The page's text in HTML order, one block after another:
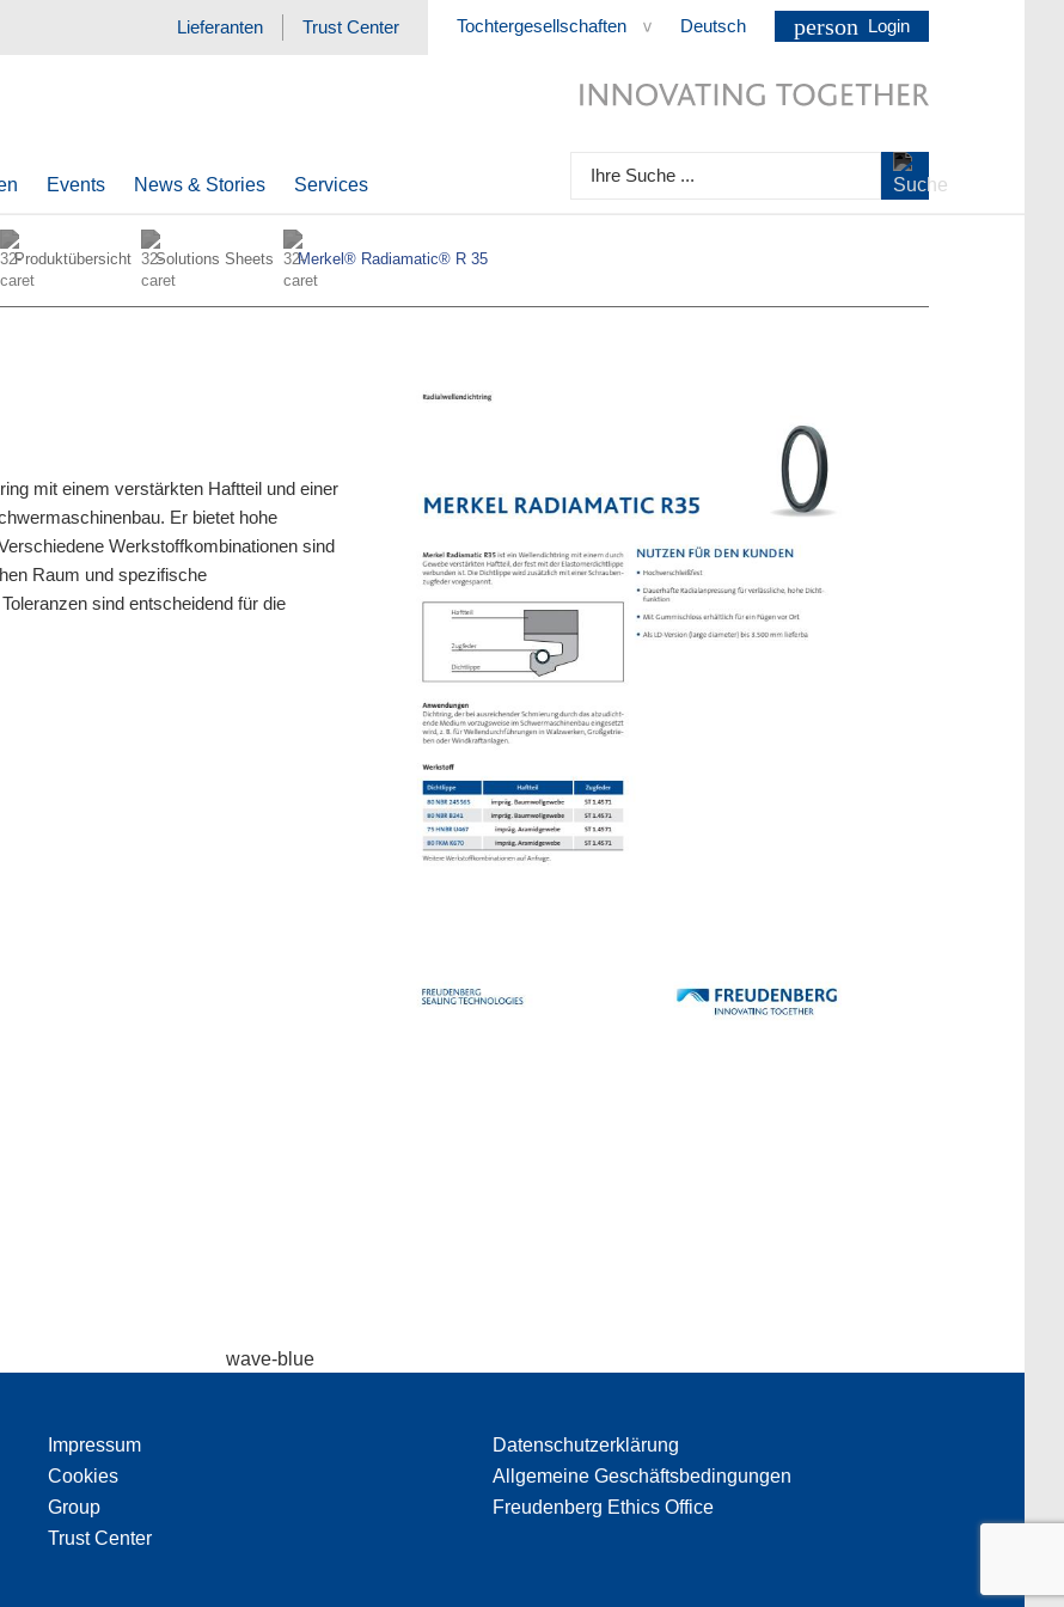
Lieferanten Trust Center Tochtergesellschaften > Deutsch person Login
Events News & Stories Services
Produktübersicht Solutions Sheets Merkel® Radiamatic® R 35
mit einem verstärkten Haftteil und einer
Er bietet hohe
Werkstoffkombinationen sind
Raum und spezifische
sind entscheidend für die
Impressum
Cookies
Group
Trust Center
Datenschutzerklärung
Allgemeine Geschäftsbedingungen
Freudenberg Ethics Office